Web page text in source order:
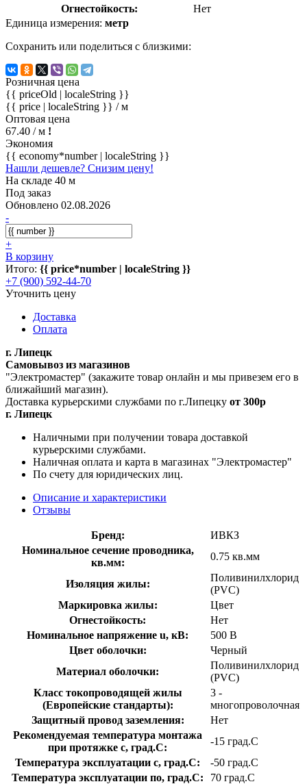
Огнестойкость:
Нет
Единица измерения: метр
Сохранить или поделиться с близкими:
Розничная цена
{{ priceOld | localeString }}
{{ price | localeString }} / м
Оптовая цена
67.40 / м !
Экономия
{{ economy*number | localeString }}
Нашли дешевле? Снизим цену!
На складе 40 м
Под заказ
Обновлено 02.08.2026
-
+
В корзину
Итого: {{ price*number | localeString }}
+7 (900) 592-44-70
Уточнить цену
Доставка
Оплата
г. Липецк
Самовывоз из магазинов
"Электромастер" (закажите товар онлайн и мы привезем его в
ближайший магазин).
Доставка курьерскими службами по г.Липецку от 300р
г. Липецк
Наличными при получении товара доставкой
курьерскими службами.
Наличная оплата и карта в магазинах "Электромастер"
По счету для юридических лиц.
Описание и характеристики
Отзывы
Бренд:
ИВКЗ
Номинальное сечение проводника,
кв.мм:
0.75 кв.мм
Изоляция жилы:
Поливинилхлорид
(PVC)
Маркировка жилы:
Цвет
Огнестойкость:
Нет
Номинальное напряжение u, кВ:
500 В
Цвет оболочки:
Черный
Материал оболочки:
Поливинилхлорид
(PVC)
Класс токопроводящей жилы
(Европейские стандарты):
3 -
многопроволочная
Защитный провод заземления:
Нет
Рекомендуемая температура монтажа
при протяжке с, град.C:
-15 град.C
Температура эксплуатации с, град.C:
-50 град.C
Температура эксплуатации по, град.C:
70 град.C